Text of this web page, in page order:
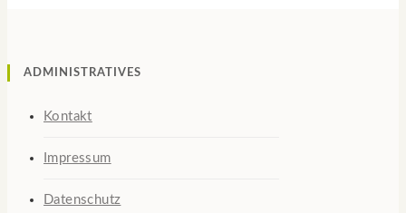
ADMINISTRATIVES
Kontakt
Impressum
Datenschutz